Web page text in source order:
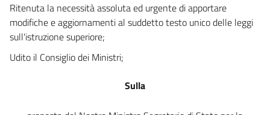
Ritenuta la necessità assoluta ed urgente di apportare
modifiche e aggiornamenti al suddetto testo unico delle leggi
sull'istruzione superiore;
Udito il Consiglio dei Ministri;
Sulla